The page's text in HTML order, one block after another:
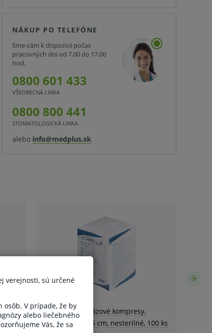
NÁKUP PO TELEFÓNE
Sme vám k dispozícii počas
pracovných dní od 7.00 do 17.00
hod.
0800 601 433
VŠEOBECNÁ LINKA
0800 800 441
STOMATOLOGICKÁ LINKA
alebo info@medplus.sk
verejnosti, sú určené
V prípade, že by
alebo liečebného
Vás, že sa